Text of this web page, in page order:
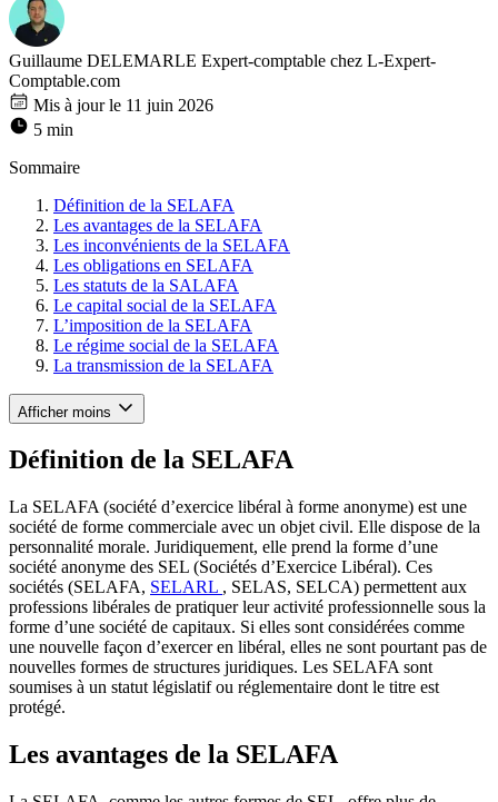
Guillaume DELEMARLE Expert-comptable chez L-Expert-
Comptable.com
Mis à jour le 11 juin 2026
5 min
Sommaire
Définition de la SELAFA
Les avantages de la SELAFA
Les inconvénients de la SELAFA
Les obligations en SELAFA
Les statuts de la SALAFA
Le capital social de la SELAFA
L’imposition de la SELAFA
Le régime social de la SELAFA
La transmission de la SELAFA
Afficher moins
Définition de la SELAFA
La SELAFA (société d’exercice libéral à forme anonyme) est une
société de forme commerciale avec un objet civil. Elle dispose de la
personnalité morale. Juridiquement, elle prend la forme d’une
société anonyme des SEL (Sociétés d’Exercice Libéral). Ces
sociétés (SELAFA, SELARL , SELAS, SELCA) permettent aux
professions libérales de pratiquer leur activité professionnelle sous la
forme d’une société de capitaux. Si elles sont considérées comme
une nouvelle façon d’exercer en libéral, elles ne sont pourtant pas de
nouvelles formes de structures juridiques. Les SELAFA sont
soumises à un statut législatif ou réglementaire dont le titre est
protégé.
Les avantages de la SELAFA